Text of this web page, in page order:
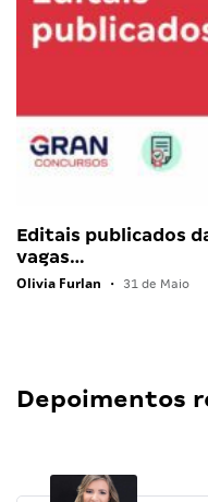
Editais publicados
vagas…
Olivia Furlan • 31 de Maio
Depoimentos